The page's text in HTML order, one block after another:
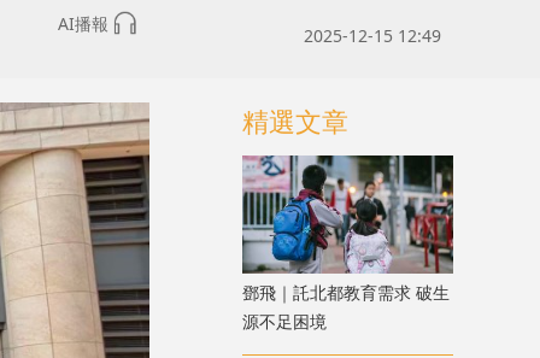
AI播報
2025-12-15 12:49
精選文章
鄧飛｜託北都教育需求 破生
源不足困境